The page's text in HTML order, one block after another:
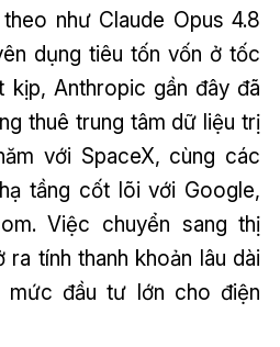
như Claude Opus 4.8
dụng tiêu tốn vốn ở tốc
kịp, Anthropic gần đây đã
thuê trung tâm dữ liệu trị
với SpaceX, cùng các
tầng cốt lõi với Google,
Việc chuyển sang thị
tính thanh khoản lâu dài
đầu tư lớn cho điện